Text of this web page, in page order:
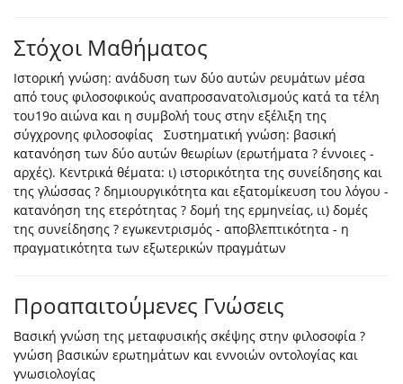
Στόχοι Μαθήματος
Ιστορική γνώση: ανάδυση των δύο αυτών ρευμάτων μέσα
από τους φιλοσοφικούς αναπροσανατολισμούς κατά τα τέλη
του19ο αιώνα και η συμβολή τους στην εξέλιξη της
σύγχρονης φιλοσοφίας Συστηματική γνώση: βασική
κατανόηση των δύο αυτών θεωρίων (ερωτήματα ? έννοιες -
αρχές). Κεντρικά θέματα: ι) ιστορικότητα της συνείδησης και
της γλώσσας ? δημιουργικότητα και εξατομίκευση του λόγου -
κατανόηση της ετερότητας ? δομή της ερμηνείας, ιι) δομές
της συνείδησης ? εγωκεντρισμός - αποβλεπτικότητα - η
πραγματικότητα των εξωτερικών πραγμάτων
Προαπαιτούμενες Γνώσεις
Βασική γνώση της μεταφυσικής σκέψης στην φιλοσοφία ?
γνώση βασικών ερωτημάτων και εννοιών οντολογίας και
γνωσιολογίας